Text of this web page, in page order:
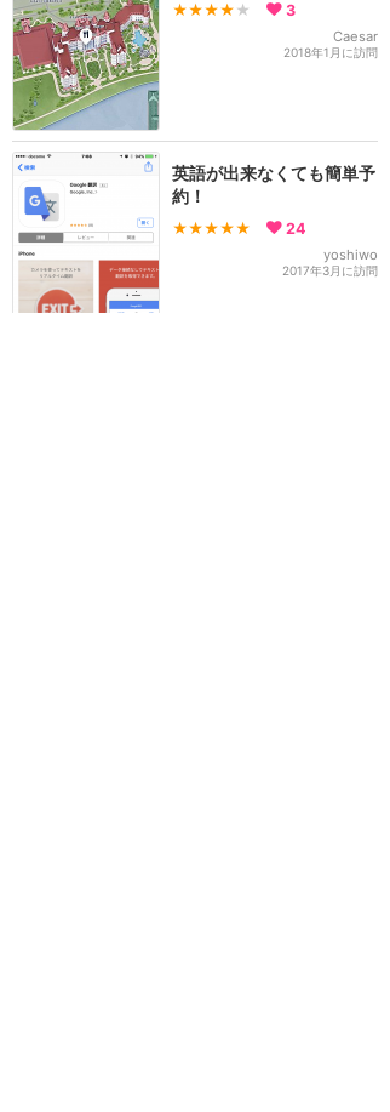
★★★★ ★ 3
Caesar
2018年1月に訪問
英語が出来なくても簡単予
約！
★★★★★ 24
yoshiwo
2017年3月に訪問